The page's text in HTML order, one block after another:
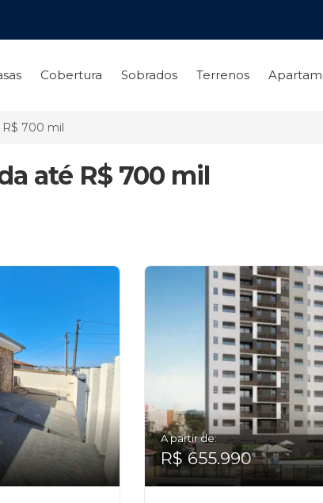
Cobertura Sobrados Terrenos
700 mil
até R$ 700 mil
A partir de:
R$ 655.990